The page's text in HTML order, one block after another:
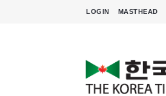
LOGIN MASTHEAD